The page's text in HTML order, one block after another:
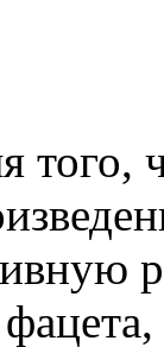
того,